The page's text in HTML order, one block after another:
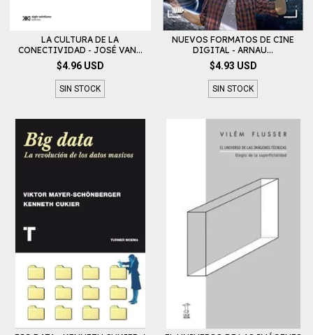
LA CULTURA DE LA
CONECTIVIDAD - JOSÉ VAN...
$4.96 USD
SIN STOCK
NUEVOS FORMATOS DE CINE
DIGITAL - ARNAU...
$4.93 USD
SIN STOCK